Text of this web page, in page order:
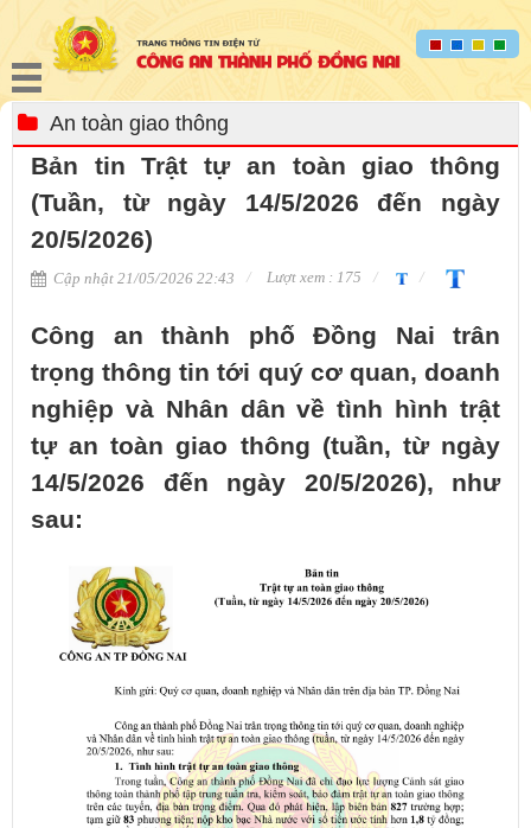
An toàn giao thông
Bản tin Trật tự an toàn giao thông
(Tuần, từ ngày 14/5/2026 đến ngày
20/5/2026)
Cập nhật 21/05/2026 22:43 Lượt xem : 175
Công an thành phố Đồng Nai trân
trọng thông tin tới quý cơ quan, doanh
nghiệp và Nhân dân về tình hình trật
tự an toàn giao thông (tuần, từ ngày
14/5/2026 đến ngày 20/5/2026), như
sau: